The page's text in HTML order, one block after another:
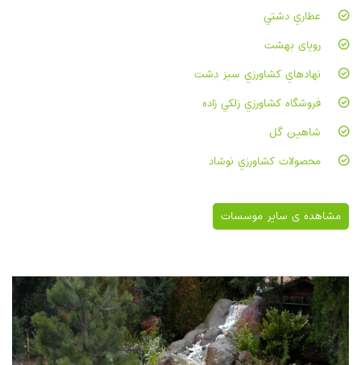
عطاري دشتي
رویای بهشت
نهادهاي کشاورزي سبز دشت
فروشگاه کشاورزي زلکي زاده
شاهین گل
محصولات کشاورزي نوشاد
مشاهده ی سایر موسسات